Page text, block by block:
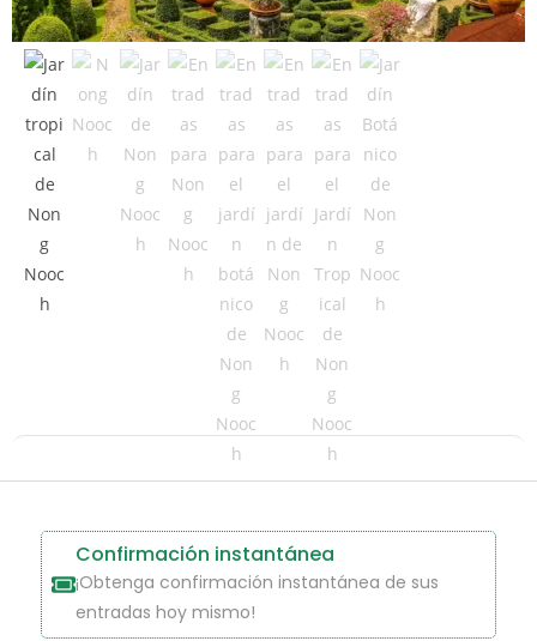
Confirmación instantánea
¡Obtenga confirmación instantánea de sus
entradas hoy mismo!